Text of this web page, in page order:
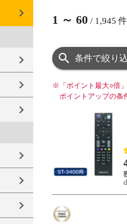
1 ～ 60 / 1,945 件
条件で絞り
※ 「ポイント最大○倍
ポイントアップの条